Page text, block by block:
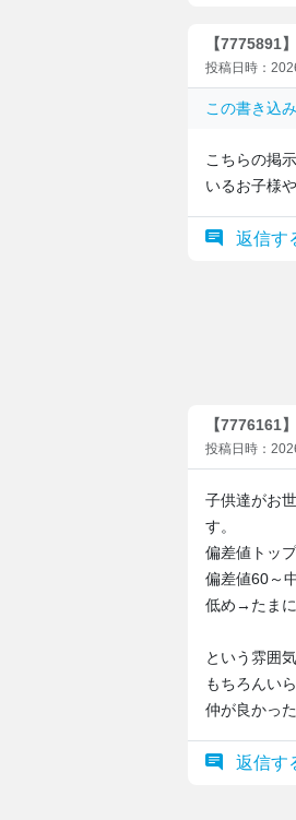
【7775891
投稿日時：
この書き込
こちらの掲
いるお子様
返信す
【7776161
投稿日時：
子供達がお
す。
偏差値トッ
偏差値60～
低め→たまに
という雰囲
もちろんい
仲が良かっ
返信す